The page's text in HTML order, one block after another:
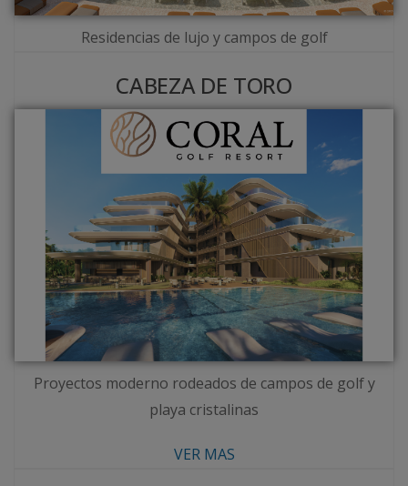
Residencias de lujo y campos de golf
CABEZA DE TORO
Proyectos moderno rodeados de campos de golf y
playa cristalinas
VER MAS